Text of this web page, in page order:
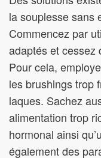
la souplesse sans
Commencez par
adaptés et cessez
Pour cela,
les brushings trop
laques. Sachez
alimentation trop
hormonal ainsi
également des